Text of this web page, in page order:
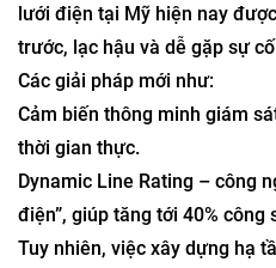
lưới điện tại Mỹ hiện nay
trước, lạc hậu và dễ gặp sự
Các giải pháp mới như:
Cảm biến thông minh giám
thời gian thực.
Dynamic Line Rating – công
điện”, giúp tăng tới 40%
Tuy nhiên, việc xây dựng hạ